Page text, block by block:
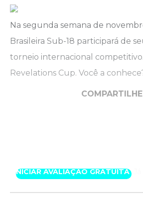
Na segunda semana de
Brasileira Sub-18 participará de
torneio internacional
Revelations Cup. Você a
COMPARTILHE
INICIAR AVALIAÇÃO GRATUITA